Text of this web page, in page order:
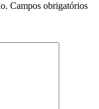
Campos obrigatórios